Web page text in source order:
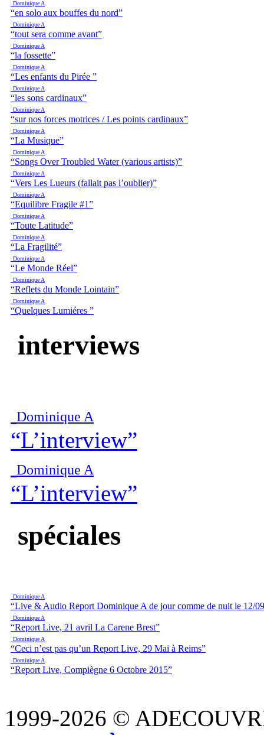
Dominique A
“en solo aux bouffes du nord”
Dominique A
“tout sera comme avant”
Dominique A
“la fossette”
Dominique A
“Les enfants du Pirée ”
Dominique A
“les sons cardinaux”
Dominique A
“sur nos forces motrices / Les points cardinaux”
Dominique A
“La Musique”
Dominique A
“Songs Over Troubled Water (various artists)”
Dominique A
“Vers Les Lueurs (fallait pas l’oublier)”
Dominique A
“Equilibre Fragile #1”
Dominique A
“Toute Latitude”
Dominique A
“La Fragilité”
Dominique A
“Le Monde Réel”
Dominique A
“Reflets du Monde Lointain”
Dominique A
“Quelques Lumiéres ”
interviews
Dominique A
“L’interview”
Dominique A
“L’interview”
spéciales
Dominique A
“Live & Audio Report Dominique A de jour comme de nuit le 12/
Dominique A
“Report Live, 21 avril La Carene Brest”
Dominique A
“Ceci n’est pas qu’un Report Live, 29 Mai à Reims”
Dominique A
“Report Live, Compiègne 6 Octobre 2015”
1999-2026 ©